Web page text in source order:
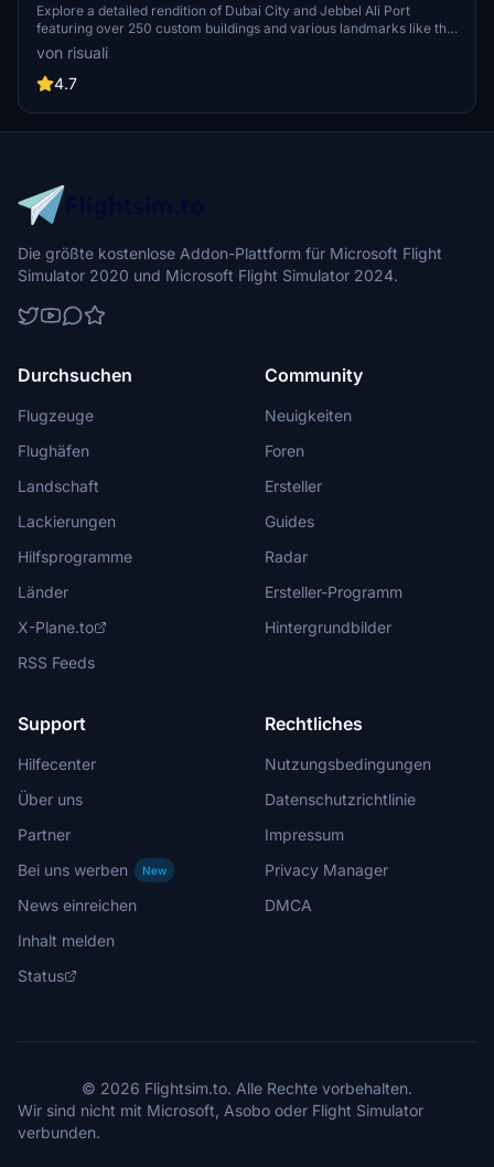
Explore a detailed rendition of Dubai City and Jebbel Ali Port
featuring over 250 custom buildings and various landmarks like the
iconic hotels and tourist attractions. While focusing on enhancing
the daytime visuals, this pack offers improved textures for select
buildings, promising a refreshing experience for simmers.
to address previous elevation issues, ensuring a more immersive
flight into this dynamic cityscape.
von risuali
4.7
Die größte kostenlose Addon-Plattform für Microsoft Flight
Simulator 2020 und Microsoft Flight Simulator 2024.
Durchsuchen
Flugzeuge
Flughäfen
Landschaft
Lackierungen
Hilfsprogramme
Länder
X-Plane.to
RSS Feeds
Community
Neuigkeiten
Foren
Ersteller
Guides
Radar
Ersteller-Programm
Hintergrundbilder
Support
Hilfecenter
Über uns
Partner
Bei uns werben
New
News einreichen
Inhalt melden
Status
Rechtliches
Nutzungsbedingungen
Datenschutzrichtlinie
Impressum
Privacy Manager
DMCA
© 2026 Flightsim.to. Alle Rechte vorbehalten.
Wir sind nicht mit Microsoft, Asobo oder Flight Simulator
verbunden.